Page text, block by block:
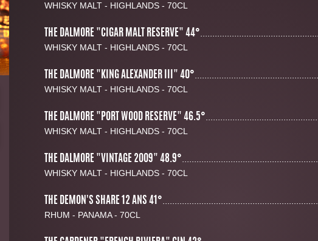
WHISKY MALT - HIGHLANDS - 70CL
THE DALMORE "CIGAR MALT RESERVE" 44°
WHISKY MALT - HIGHLANDS - 70CL
THE DALMORE "KING ALEXANDER III" 40°
WHISKY MALT - HIGHLANDS - 70CL
THE DALMORE "PORT WOOD RESERVE" 46.5°
WHISKY MALT - HIGHLANDS - 70CL
THE DALMORE "VINTAGE 2009" 48.9°
WHISKY MALT - HIGHLANDS - 70CL
THE DEMON'S SHARE 12 ANS 41°
RHUM - PANAMA - 70CL